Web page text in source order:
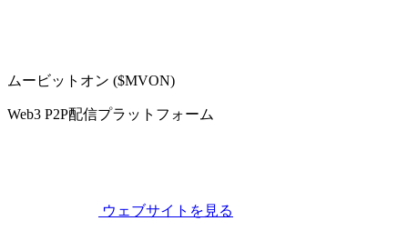
ムービットオン ($MVON)
Web3 P2P配信プラットフォーム
ウェブサイトを見る